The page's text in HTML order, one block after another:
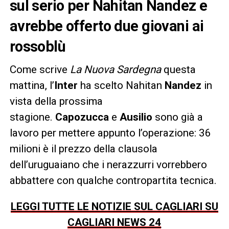
sul serio per Nahitan Nandez e
avrebbe offerto due giovani ai
rossoblù
Come scrive La Nuova Sardegnaquesta
mattina, l’Inter ha scelto Nahitan Nandez in
vista della prossima
stagione. Capozucca e Ausilio sono già a
lavoro per mettere appunto l’operazione: 36
milioni è il prezzo della clausola
dell’uruguaiano che i nerazzurri vorrebbero
abbattere con qualche contropartita tecnica.
LEGGI TUTTE LE NOTIZIE SUL CAGLIARI SU
CAGLIARI NEWS 24